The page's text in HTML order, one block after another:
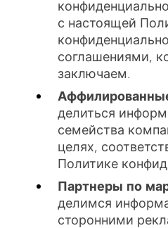
с настоящей
соглашениями,
заключаем.
делиться
семейства
целях,
Политике
Партнеры по
делимся
сторонними